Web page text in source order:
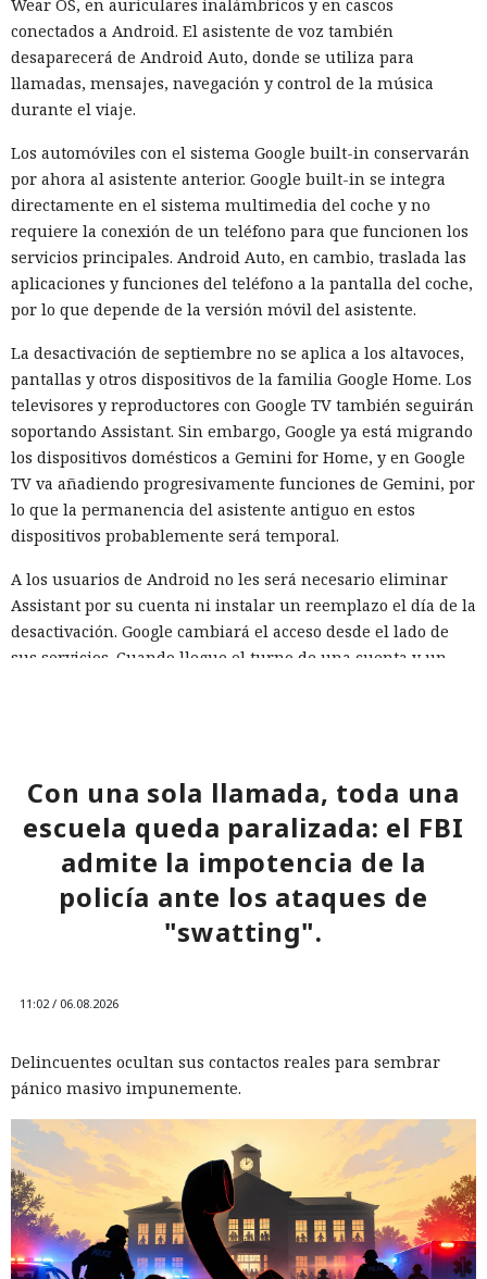
Wear OS, en auriculares inalámbricos y en cascos
conectados a Android. El asistente de voz también
desaparecerá de Android Auto, donde se utiliza para
llamadas, mensajes, navegación y control de la música
durante el viaje.
Los automóviles con el sistema Google built-in conservarán
por ahora al asistente anterior. Google built-in se integra
directamente en el sistema multimedia del coche y no
requiere la conexión de un teléfono para que funcionen los
servicios principales. Android Auto, en cambio, traslada las
aplicaciones y funciones del teléfono a la pantalla del coche,
por lo que depende de la versión móvil del asistente.
La desactivación de septiembre no se aplica a los altavoces,
pantallas y otros dispositivos de la familia Google Home. Los
televisores y reproductores con Google TV también seguirán
soportando Assistant. Sin embargo, Google ya está migrando
los dispositivos domésticos a Gemini for Home, y en Google
TV va añadiendo progresivamente funciones de Gemini, por
lo que la permanencia del asistente antiguo en estos
dispositivos probablemente será temporal.
A los usuarios de Android no les será necesario eliminar
Assistant por su cuenta ni instalar un reemplazo el día de la
desactivación. Google cambiará el acceso desde el lado de
sus servicios. Cuando llegue el turno de una cuenta y un
Google todavía no ha publicado un anuncio público
separado con la fecha del 4 de septiembre. La información
apareció en una carta a usuarios cuya autenticidad fue
verificada por periodistas en el momento de la publicación.
Sin embargo, el calendario indicado coincide con el plan
anunciado previamente por la compañía de completar la
migración de dispositivos móviles de Assistant a Gemini en
Mini Shai-Hulud se apodera de
440 paquetes de npm que
suman 2.000 millones de
Solo tuvieron que hackear una cuenta — luego el gusano
hizo el resto.
Con una sola llamada, toda una
escuela queda paralizada: el FBI
admite la impotencia de la
policía ante los ataques de
"swatting".
11:02 / 06.08.2026
Delincuentes ocultan sus contactos reales para sembrar
pánico masivo impunemente.